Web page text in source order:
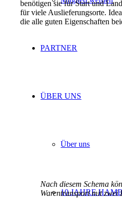
PARTNER
ÜBER UNS
Über uns
10 JAHRE
benötigen sie für Start und
für viele Auslieferungsorte.
die alle guten Eigenschaften
Nach diesem Schema
Warentransport mit zwei